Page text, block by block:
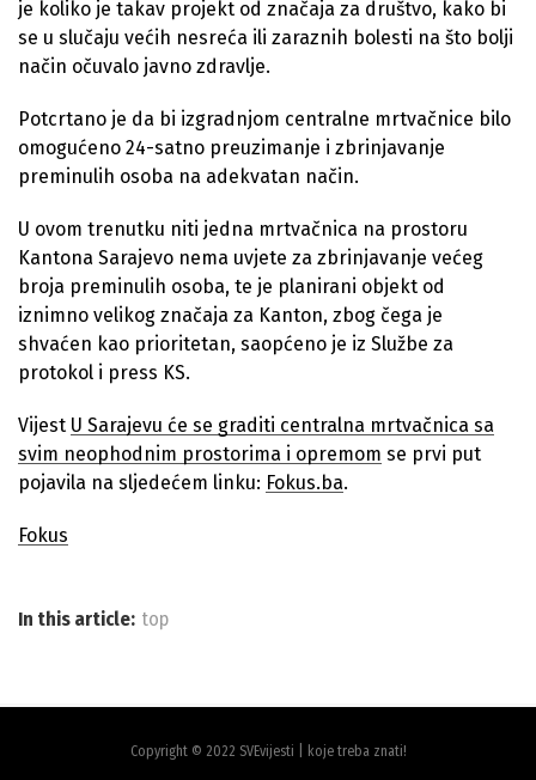
je koliko je takav projekt od značaja za društvo, kako bi
se u slučaju većih nesreća ili zaraznih bolesti na što bolji
način očuvalo javno zdravlje.
Potcrtano je da bi izgradnjom centralne mrtvačnice bilo
omogućeno 24-satno preuzimanje i zbrinjavanje
preminulih osoba na adekvatan način.
U ovom trenutku niti jedna mrtvačnica na prostoru
Kantona Sarajevo nema uvjete za zbrinjavanje većeg
broja preminulih osoba, te je planirani objekt od
iznimno velikog značaja za Kanton, zbog čega je
shvaćen kao prioritetan, saopćeno je iz Službe za
protokol i press KS.
Vijest U Sarajevu će se graditi centralna mrtvačnica sa
svim neophodnim prostorima i opremom se prvi put
pojavila na sljedećem linku: Fokus.ba.
Fokus
In this article: top
Copyright © 2022 SVEvijesti | koje treba znati!